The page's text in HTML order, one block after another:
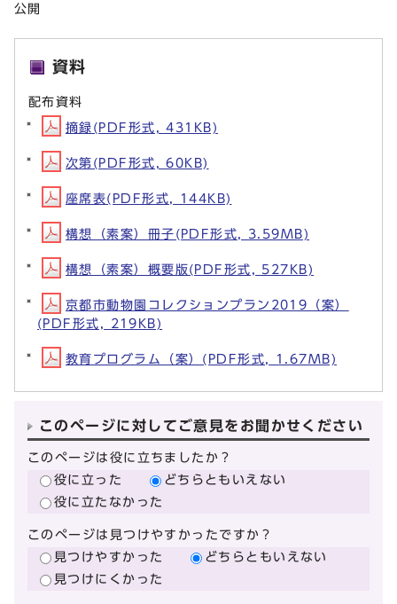
公開
資料
配布資料
摘録(PDF形式, 431KB)
次第(PDF形式, 60KB)
座席表(PDF形式, 144KB)
構想（素案）冊子(PDF形式, 3.59MB)
構想（素案）概要版(PDF形式, 527KB)
京都市動物園コレクションプラン2019（案）
(PDF形式, 219KB)
教育プログラム（案）(PDF形式, 1.67MB)
このページに対してご意見をお聞かせください
このページは役に立ちましたか？
役に立った
どちらともいえない
役に立たなかった
このページは見つけやすかったですか？
見つけやすかった
どちらともいえない
見つけにくかった